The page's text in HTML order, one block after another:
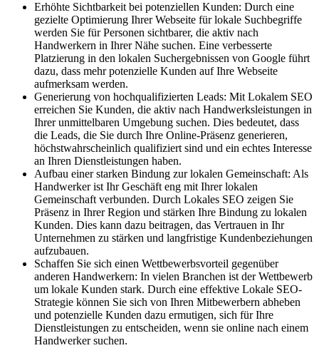
Erhöhte Sichtbarkeit bei potenziellen Kunden: Durch eine
gezielte Optimierung Ihrer Webseite für lokale Suchbegriffe
werden Sie für Personen sichtbarer, die aktiv nach
Handwerkern in Ihrer Nähe suchen. Eine verbesserte
Platzierung in den lokalen Suchergebnissen von Google führt
dazu, dass mehr potenzielle Kunden auf Ihre Webseite
aufmerksam werden.
Generierung von hochqualifizierten Leads: Mit Lokalem SEO
erreichen Sie Kunden, die aktiv nach Handwerksleistungen in
Ihrer unmittelbaren Umgebung suchen. Dies bedeutet, dass
die Leads, die Sie durch Ihre Online-Präsenz generieren,
höchstwahrscheinlich qualifiziert sind und ein echtes Interesse
an Ihren Dienstleistungen haben.
Aufbau einer starken Bindung zur lokalen Gemeinschaft: Als
Handwerker ist Ihr Geschäft eng mit Ihrer lokalen
Gemeinschaft verbunden. Durch Lokales SEO zeigen Sie
Präsenz in Ihrer Region und stärken Ihre Bindung zu lokalen
Kunden. Dies kann dazu beitragen, das Vertrauen in Ihr
Unternehmen zu stärken und langfristige Kundenbeziehungen
aufzubauen.
Schaffen Sie sich einen Wettbewerbsvorteil gegenüber
anderen Handwerkern: In vielen Branchen ist der Wettbewerb
um lokale Kunden stark. Durch eine effektive Lokale SEO-
Strategie können Sie sich von Ihren Mitbewerbern abheben
und potenzielle Kunden dazu ermutigen, sich für Ihre
Dienstleistungen zu entscheiden, wenn sie online nach einem
Handwerker suchen.